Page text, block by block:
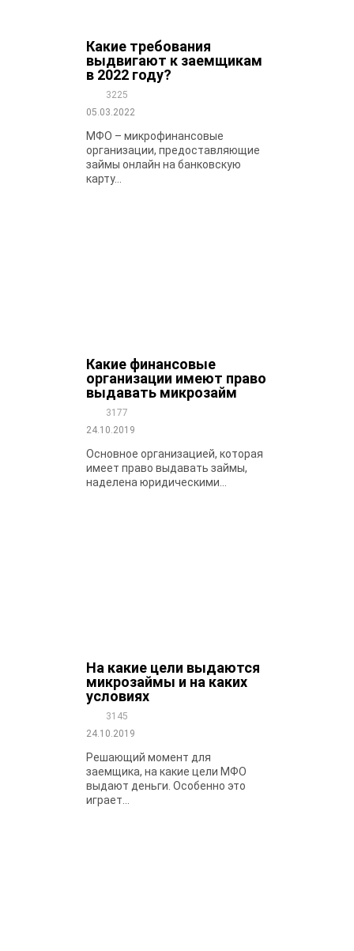
Какие требования
выдвигают к заемщикам
в 2022 году?
3225
05.03.2022
МФО – микрофинансовые
организации, предоставляющие
займы онлайн на банковскую
карту...
Какие финансовые
организации имеют право
выдавать микрозайм
3177
24.10.2019
Основное организацией, которая
имеет право выдавать займы,
наделена юридическими...
На какие цели выдаются
микрозаймы и на каких
условиях
3145
24.10.2019
Решающий момент для
заемщика, на какие цели МФО
выдают деньги. Особенно это
играет...